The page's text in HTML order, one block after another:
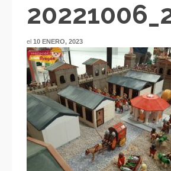
el 10 ENERO, 2023